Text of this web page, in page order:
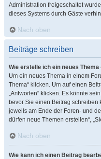
Administration freigeschaltet
dieses Systems durch Gäste
Nach oben
Beiträge schreiben
Wie erstelle ich ein neues
Um ein neues Thema in einem
Thema“ klicken. Um auf einen
„Antworten“ klicken. Es könnte
bevor Sie einen Beitrag schreiben
jeweils am Ende der Foren- und
dürfen neue Themen erstellen“,
Nach oben
Wie kann ich einen Beitrag